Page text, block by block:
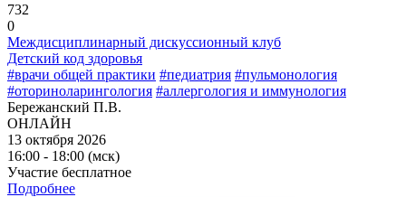
732
0
Междисциплинарный дискуссионный клуб
Детский код здоровья
#врачи общей практики #педиатрия #пульмонология
#оториноларингология #аллергология и иммунология
Бережанский П.В.
ОНЛАЙН
13 октября 2026
16:00 - 18:00 (мск)
Участие бесплатное
Подробнее